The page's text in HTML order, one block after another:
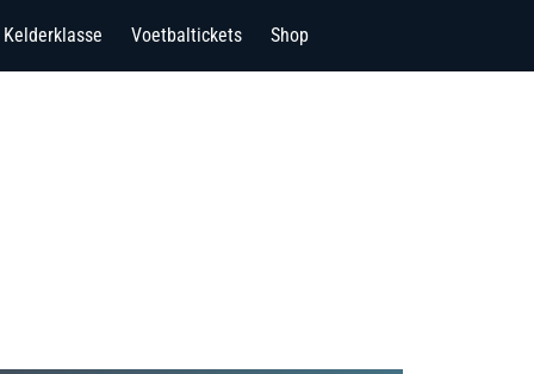
Kelderklasse Voetbaltickets Shop